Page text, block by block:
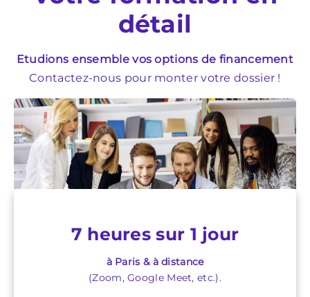
détail
Etudions ensemble vos options de financement
Contactez-nous pour monter votre dossier !
7 heures sur 1 jour
à Paris & à distance
(Zoom, Google Meet, etc.).